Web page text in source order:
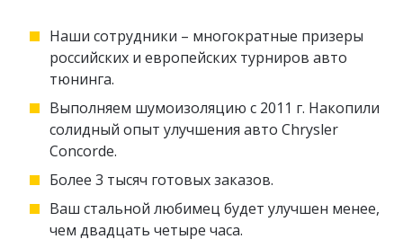
Наши сотрудники – многократные призеры
российских и европейских турниров авто
тюнинга.
Выполняем шумоизоляцию с 2011 г. Накопили
солидный опыт улучшения авто Chrysler
Concorde.
Более 3 тысяч готовых заказов.
Ваш стальной любимец будет улучшен менее,
чем двадцать четыре часа.